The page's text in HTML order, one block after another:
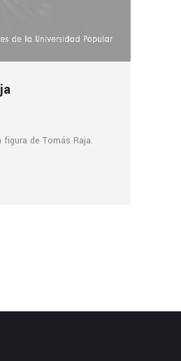
de Tomás Raja.